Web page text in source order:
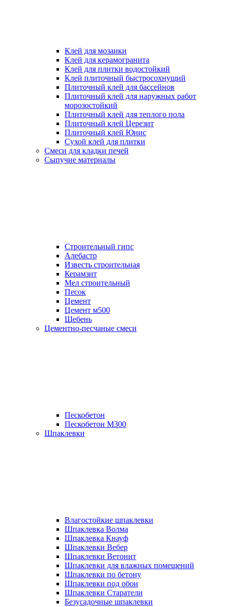
Клей для мозаики
Клей для керамогранита
Клей для плитки водостойкий
Клей плиточный быстросохнущий
Плиточный клей для бассейнов
Плиточный клей для наружных работ
морозостойкий
Плиточный клей для теплого пола
Плиточный клей Церезит
Плиточный клей Юнис
Сухой клей для плитки
Смеси для кладки печей
Сыпучие материалы
Строительный гипс
Алебастр
Известь строительная
Керамзит
Мел строительный
Песок
Цемент
Цемент м500
Щебень
Цементно-песчаные смеси
Пескобетон
Пескобетон М300
Шпаклевки
Влагостойкие шпаклевки
Шпаклевка Волма
Шпаклевка Кнауф
Шпаклевки Вебер
Шпаклевки Ветонит
Шпаклевки для влажных помещений
Шпаклевки по бетону
Шпаклевки под обои
Шпаклевки Старатели
Безусадочные шпаклевки